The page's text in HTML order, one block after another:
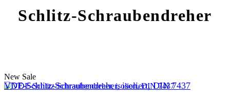
Schlitz-Schraubendreher
New Sale
VDE-Schlitz-Schraubendreher, isoliert, DIN 7437